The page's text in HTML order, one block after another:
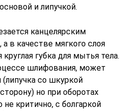
и липучкой.
канцелярским
в качестве мягкого слоя
губка для мытья тела.
шлифования, может
со шкуркой
но при оборотах
критично, с болгаркой